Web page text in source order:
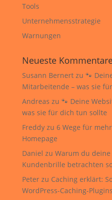
Tools
Unternehmensstrategie
Warnungen
Neueste
Susann Bernertzu 🐾
Mitarbeitende – was sie
Andreas zu 🐾 Deine
was sie für dich tun sollte
Freddyzu 6 Wege für
Homepage
Daniel zu Warum du
Kundenbrille betrachten
Peterzu Caching erklärt:
WordPress-Caching-Plugins